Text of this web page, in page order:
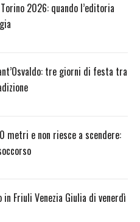
2026: quando l’editoria
tre giorni di festa tra
metri e non riesce a scendere:
in Friuli Venezia Giulia di venerdì